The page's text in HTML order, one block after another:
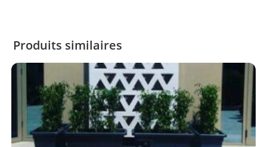
Produits similaires